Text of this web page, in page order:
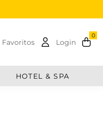
Favoritos Login
HOTEL & SPA